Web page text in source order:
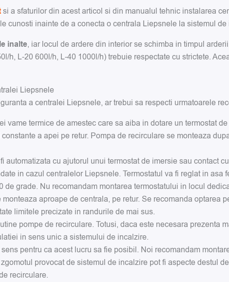
si a sfaturilor din acest articol si din manualul tehnic instalarea
cunosti inainte de a conecta o centrala Liepsnele la sistemul
inalte, iar locul de ardere din interior se schimba in timpul
h, L-20 600l/h, L-40 1000l/h) trebuie respectate cu strictete.
Liepsnele
a centralei Liepsnele, ar trebui sa respecti urmatoarele
vame termice de amestec care sa aiba in dotare un termostat
a apei pe retur. Pompa de recirculare se monteaza
automatizata cu ajutorul unui termostat de imersie sau contact
in cazul centralelor Liepsnele. Termostatul va fi reglat in
de grade. Nu recomandam montarea termostatului in locul
aproape de centrala, pe retur. Se recomanda optarea
limitele precizate in randurile de mai sus.
pompe de recirculare. Totusi, daca este necesara prezenta
in sens unic a sistemului de incalzire.
pentru ca acest lucru sa fie posibil. Noi recomandam
provocat de sistemul de incalzire pot fi aspecte destul
recirculare.